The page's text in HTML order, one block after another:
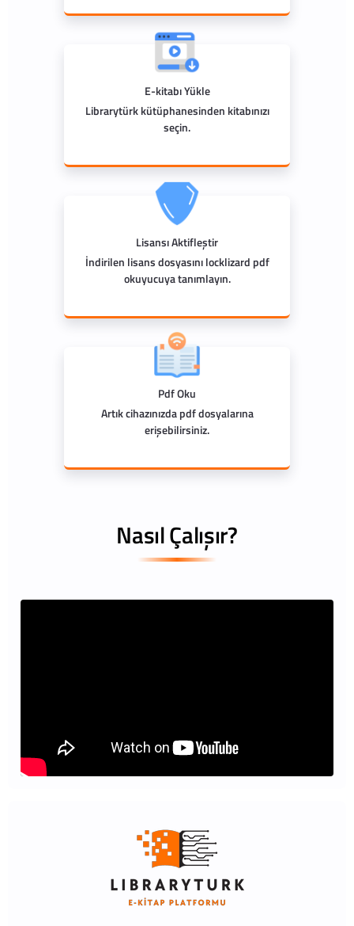
E-kitabı Yükle
Librarytürk kütüphanesinden kitabınızı
seçin.
Lisansı Aktifleştir
İndirilen lisans dosyasını locklizard pdf
okuyucuya tanımlayın.
Pdf Oku
Artık cihazınızda pdf dosyalarına
erişebilirsiniz.
Nasıl Çalışır?